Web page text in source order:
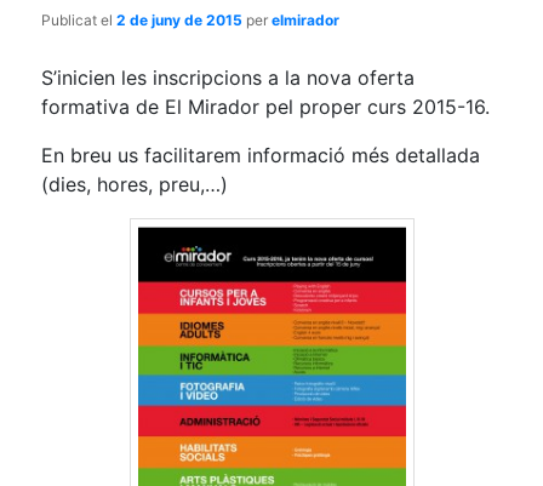
Publicat el2 de juny de 2015 perelmirador
S’inicien les inscripcions a la nova oferta
formativa de El Mirador pel proper curs 2015-16.
En breu us facilitarem informació més detallada
(dies, hores, preu,…)